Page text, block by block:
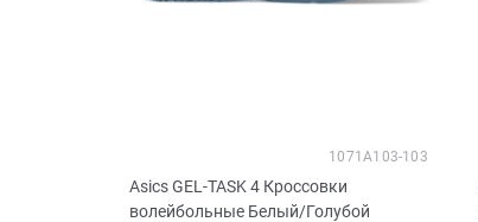
Asics GEL-TASK 4 Кроссовки
волейбольные Белый/Голубой
1071A103-103